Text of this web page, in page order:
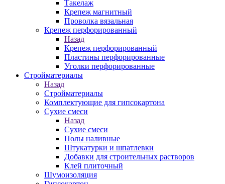
Такелаж
Крепеж магнитный
Проволка вязальная
Крепеж перфорированный
Назад
Крепеж перфорированный
Пластины перфорированные
Уголки перфорированные
Стройматериалы
Назад
Стройматериалы
Комплектующие для гипсокартона
Сухие смеси
Назад
Сухие смеси
Полы наливные
Штукатурки и шпатлевки
Добавки для строительных растворов
Клей плиточный
Шумоизоляция